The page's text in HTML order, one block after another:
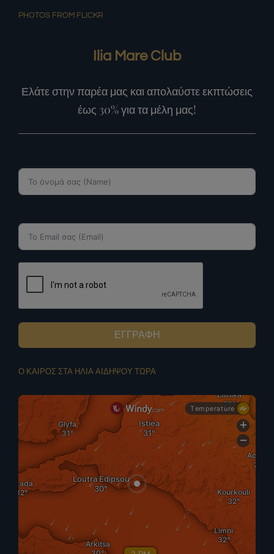
PHOTOS FROM FLICKR
Ilia Mare Club
Ελάτε στην παρέα μας και απολαύστε εκπτώσεις
έως 30% για τα μέλη μας!
ΕΓΓΡΑΦΗ
Ο ΚΑΙΡΟΣ ΣΤΑ ΗΛΙΑ ΑΙΔΗΨΟΥ ΤΩΡΑ